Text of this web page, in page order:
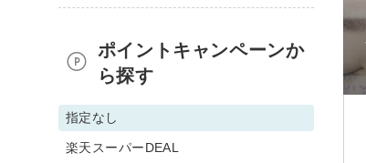
ポイントキャンペーンか
ら探す
指定なし
楽天スーパーDEAL